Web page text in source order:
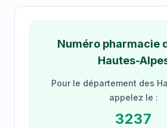
Numéro pharmacie
Hautes-
Pour le département des
appelez le :
3237